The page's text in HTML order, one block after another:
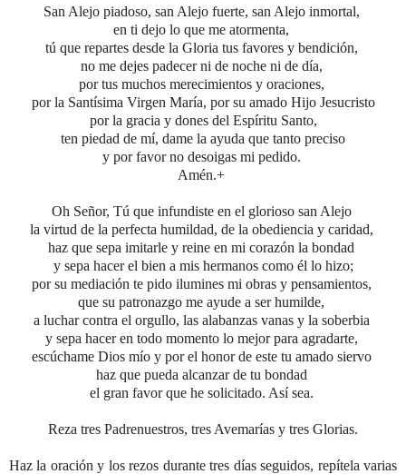
San Alejo piadoso, san Alejo fuerte, san Alejo inmortal,
en ti dejo lo que me atormenta,
tú que repartes desde la Gloria tus favores y bendición,
no me dejes padecer ni de noche ni de día,
por tus muchos merecimientos y oraciones,
por la Santísima Virgen María, por su amado Hijo Jesucristo
por la gracia y dones del Espíritu Santo,
ten piedad de mí, dame la ayuda que tanto preciso
y por favor no desoigas mi pedido.
Amén.+
Oh Señor, Tú que infundiste en el glorioso san Alejo
la virtud de la perfecta humildad, de la obediencia y caridad,
haz que sepa imitarle y reine en mi corazón la bondad
y sepa hacer el bien a mis hermanos como él lo hizo;
por su mediación te pido ilumines mi obras y pensamientos,
que su patronazgo me ayude a ser humilde,
a luchar contra el orgullo, las alabanzas vanas y la soberbia
y sepa hacer en todo momento lo mejor para agradarte,
escúchame Dios mío y por el honor de este tu amado siervo
haz que pueda alcanzar de tu bondad
el gran favor que he solicitado. Así sea.
Reza tres Padrenuestros, tres Avemarías y tres Glorias.
Haz la oración y los rezos durante tres días seguidos, repítela varias